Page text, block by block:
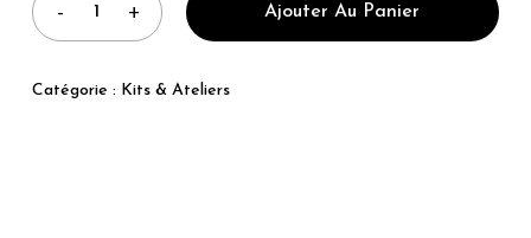
Ajouter Au Panier
Catégorie : Kits & Ateliers